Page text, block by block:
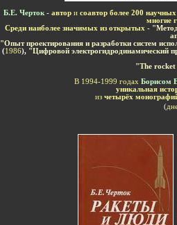
Б.Е. Черток - автор и соавтор более 200
многие
Среди наиболее значимых из открытых -
"Опыт проектирования и разработки систем
(1986), "Цифровой электрогидродинамический
"The
В 1994-1999 годах Борисом
уникальная
из четырёх
(